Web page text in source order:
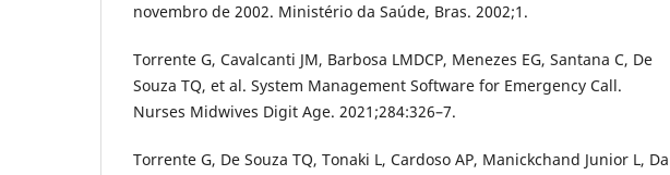
novembro de 2002. Ministério da Saúde, Bras. 2002;1.
Torrente G, Cavalcanti JM, Barbosa LMDCP, Menezes EG, Santana C, De
Souza TQ, et al. System Management Software for Emergency Call.
Nurses Midwives Digit Age. 2021;284:326–7.
Torrente G, De Souza TQ, Tonaki L, Cardoso AP, Manickchand Junior L, Da